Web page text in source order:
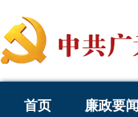
首页 廉政要闻